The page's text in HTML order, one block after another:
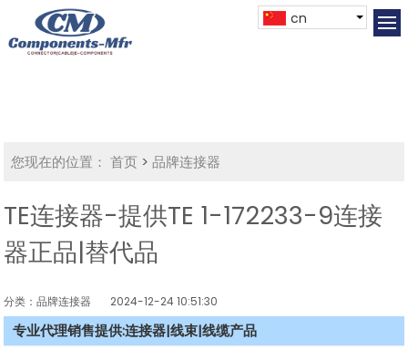
cn
您现在的位置： 首页 >品牌连接器
TE连接器-提供TE 1-172233-9连接
器正品|替代品
分类：品牌连接器 2024-12-24 10:51:30
专业代理销售提供:连接器|线束|线缆产品